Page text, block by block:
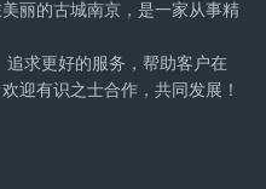
丽的古城南京，是一家从事精
求更好的服务，帮助客户在
迎有识之士合作，共同发展！